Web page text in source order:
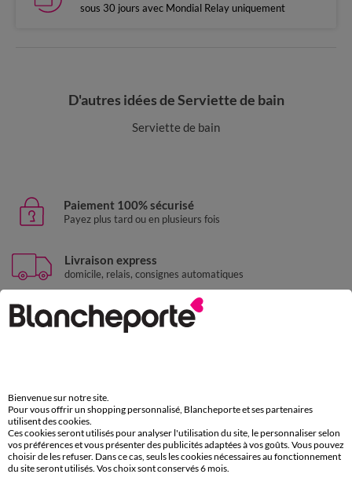
sous 30 jours avec Mondial Relay uniquement
D'autres idées de Serviette de bain
Serviette de bain
Paiement 100% sécurisé
Payez plus tard ou en plusieurs fois
Livraison express
domicile, relais, consignes automatiques
Retours gratuits
sous 30 jours avec Mondial Relay uniquement
de 8h00 à 20h00 du lundi au samedi
11€ Offerts
en vous inscrivant à la newsletter
Bienvenue sur notre site.
Pour vous offrir un shopping personnalisé, Blancheporte et ses partenaires
utilisent des cookies.
Ces cookies seront utilisés pour analyser l'utilisation du site, le personnaliser selon
vos préférences et vous présenter des publicités adaptées à vos goûts. Vous pouvez
choisir de les refuser. Dans ce cas, seuls les cookies nécessaires au fonctionnement
du site seront utilisés. Vos choix sont conservés 6 mois.